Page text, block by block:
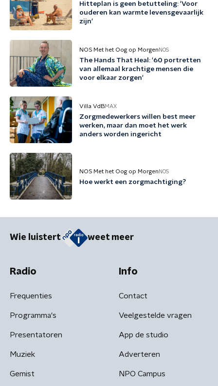
Hitteplan is geen betutteling: 'Voor
ouderen kan warmte levensgevaarlijk
zijn'
NOS Met het Oog op Morgen NOS
The Hands That Heal: '60 portretten
van allemaal krachtige mensen die
voor elkaar zorgen'
Villa VdBMAX
Zorgmedewerkers willen best meer
werken, maar dan moet het werk
anders worden ingericht
NOS Met het Oog op Morgen NOS
Hoe werkt een zorgmachtiging?
Wie luistert weet meer
Radio
Frequenties
Programma's
Presentatoren
Muziek
Gemist
Info
Contact
Veelgestelde vragen
App de studio
Adverteren
NPO Campus